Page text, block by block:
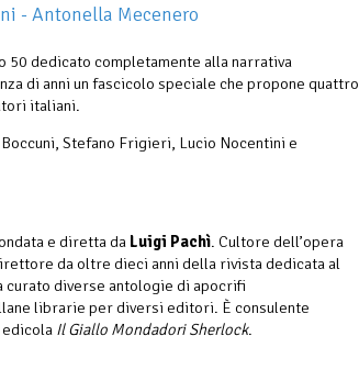
- Antonella Mecenero
50 dedicato completamente alla narrativa
di anni un fascicolo speciale che propone quattro
italiani.
Stefano Frigieri, Lucio Nocentini e
e diretta da Luigi Pachì. Cultore dell’opera
da oltre dieci anni della rivista dedicata al
curato diverse antologie di apocrifi
librarie per diversi editori. È consulente
edicola Il Giallo Mondadori Sherlock.